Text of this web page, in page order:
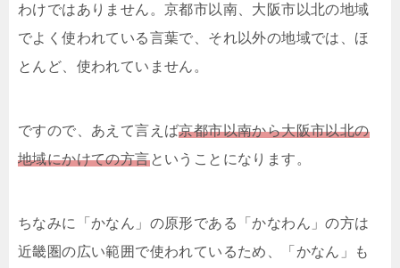
わけではありません。京都市以南、大阪市以北の地域
でよく使われている言葉で、それ以外の地域では、ほ
とんど、使われていません。
ですので、あえて言えば京都市以南から大阪市以北の
地域にかけての方言ということになります。
ちなみに「かなん」の原形である「かなわん」の方は
近畿圏の広い範囲で使われているため、「かなん」も